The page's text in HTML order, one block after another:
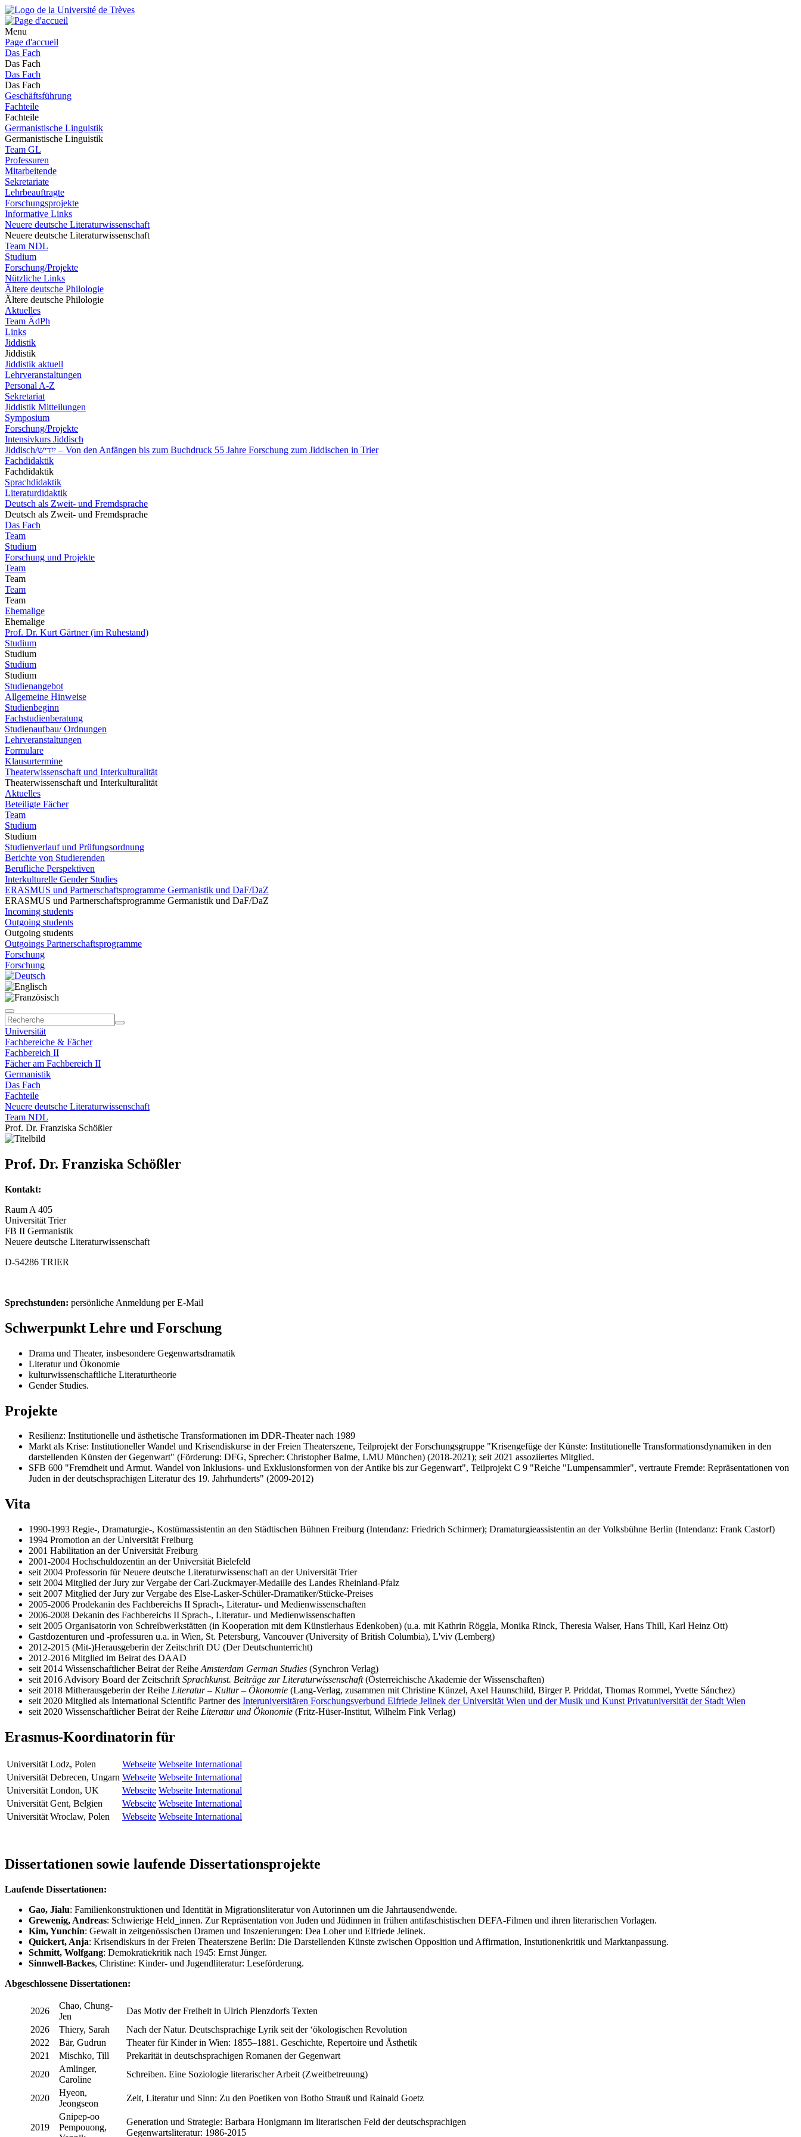
Menu
Page d'accueil
Das Fach
Das Fach
Das Fach
Das Fach
Geschäftsführung
Fachteile
Fachteile
Germanistische Linguistik
Germanistische Linguistik
Team GL
Professuren
Mitarbeitende
Sekretariate
Lehrbeauftragte
Forschungsprojekte
Informative Links
Neuere deutsche Literaturwissenschaft
Neuere deutsche Literaturwissenschaft
Team NDL
Studium
Forschung/Projekte
Nützliche Links
Ältere deutsche Philologie
Ältere deutsche Philologie
Aktuelles
Team ÄdPh
Links
Jiddistik
Jiddistik
Jiddistik aktuell
Lehrveranstaltungen
Personal A-Z
Sekretariat
Jiddistik Mitteilungen
Symposium
Forschung/Projekte
Intensivkurs Jiddisch
Jiddisch/ייִדיש – Von den Anfängen bis zum Buchdruck 55 Jahre Forschung zum Jiddischen in Trier
Fachdidaktik
Fachdidaktik
Sprachdidaktik
Literaturdidaktik
Deutsch als Zweit- und Fremdsprache
Deutsch als Zweit- und Fremdsprache
Das Fach
Team
Studium
Forschung und Projekte
Team
Team
Team
Team
Ehemalige
Ehemalige
Prof. Dr. Kurt Gärtner (im Ruhestand)
Studium
Studium
Studium
Studium
Studienangebot
Allgemeine Hinweise
Studienbeginn
Fachstudienberatung
Studienaufbau/ Ordnungen
Lehrveranstaltungen
Formulare
Klausurtermine
Theaterwissenschaft und Interkulturalität
Theaterwissenschaft und Interkulturalität
Aktuelles
Beteiligte Fächer
Team
Studium
Studium
Studienverlauf und Prüfungsordnung
Berichte von Studierenden
Berufliche Perspektiven
Interkulturelle Gender Studies
ERASMUS und Partnerschaftsprogramme Germanistik und DaF/DaZ
ERASMUS und Partnerschaftsprogramme Germanistik und DaF/DaZ
Incoming students
Outgoing students
Outgoing students
Outgoings Partnerschaftsprogramme
Forschung
Forschung
Universität
Fachbereiche & Fächer
Fachbereich II
Fächer am Fachbereich II
Germanistik
Das Fach
Fachteile
Neuere deutsche Literaturwissenschaft
Team NDL
Prof. Dr. Franziska Schößler
Prof. Dr. Franziska Schößler
Kontakt:
Raum A 405
Universität Trier
FB II Germanistik
Neuere deutsche Literaturwissenschaft
D-54286 TRIER
Sprechstunden: persönliche Anmeldung per E-Mail
Schwerpunkt Lehre und Forschung
Drama und Theater, insbesondere Gegenwartsdramatik
Literatur und Ökonomie
kulturwissenschaftliche Literaturtheorie
Gender Studies.
Projekte
Resilienz: Institutionelle und ästhetische Transformationen im DDR-Theater nach 1989
Markt als Krise: Institutioneller Wandel und Krisendiskurse in der Freien Theaterszene, Teilprojekt der Forschungsgruppe "Krisengefüge der Künste: Institutionelle Transformationsdynamiken in den
darstellenden Künsten der Gegenwart" (Förderung: DFG, Sprecher: Christopher Balme, LMU München) (2018-2021); seit 2021 assoziiertes Mitglied.
SFB 600 "Fremdheit und Armut. Wandel von Inklusions- und Exklusionsformen von der Antike bis zur Gegenwart", Teilprojekt C 9 "Reiche "Lumpensammler", vertraute Fremde: Repräsentationen von
Juden in der deutschsprachigen Literatur des 19. Jahrhunderts" (2009-2012)
Vita
1990-1993 Regie-, Dramaturgie-, Kostümassistentin an den Städtischen Bühnen Freiburg (Intendanz: Friedrich Schirmer); Dramaturgieassistentin an der Volksbühne Berlin (Intendanz: Frank Castorf)
1994 Promotion an der Universität Freiburg
2001 Habilitation an der Universität Freiburg
2001-2004 Hochschuldozentin an der Universität Bielefeld
seit 2004 Professorin für Neuere deutsche Literaturwissenschaft an der Universität Trier
seit 2004 Mitglied der Jury zur Vergabe der Carl-Zuckmayer-Medaille des Landes Rheinland-Pfalz
seit 2007 Mitglied der Jury zur Vergabe des Else-Lasker-Schüler-Dramatiker/Stücke-Preises
2005-2006 Prodekanin des Fachbereichs II Sprach-, Literatur- und Medienwissenschaften
2006-2008 Dekanin des Fachbereichs II Sprach-, Literatur- und Medienwissenschaften
seit 2005 Organisatorin von Schreibwerkstätten (in Kooperation mit dem Künstlerhaus Edenkoben) (u.a. mit Kathrin Röggla, Monika Rinck, Theresia Walser, Hans Thill, Karl Heinz Ott)
Gastdozenturen und -professuren u.a. in Wien, St. Petersburg, Vancouver (University of British Columbia), L'viv (Lemberg)
2012-2015 (Mit-)Herausgeberin der Zeitschrift DU (Der Deutschunterricht)
2012-2016 Mitglied im Beirat des DAAD
seit 2014 Wissenschaftlicher Beirat der Reihe Amsterdam German Studies (Synchron Verlag)
seit 2016 Advisory Board der Zeitschrift Sprachkunst. Beiträge zur Literaturwissenschaft(Österreichische Akademie der Wissenschaften)
seit 2018 Mitherausgeberin der Reihe Literatur – Kultur – Ökonomie (Lang-Verlag, zusammen mit Christine Künzel, Axel Haunschild, Birger P. Priddat, Thomas Rommel, Yvette Sánchez)
seit 2020 Mitglied als International Scientific Partner des Interuniversitären Forschungsverbund Elfriede Jelinek der Universität Wien und der Musik und Kunst Privatuniversität der Stadt Wien
seit 2020 Wissenschaftlicher Beirat der Reihe Literatur und Ökonomie (Fritz-Hüser-Institut, Wilhelm Fink Verlag)
Erasmus-Koordinatorin für
Universität Lodz, Polen Webseite Webseite International
Universität Debrecen, Ungarn Webseite Webseite International
Universität London, UK
Webseite Webseite International
Universität Gent, Belgien
Webseite Webseite International
Universität Wroclaw, Polen
Webseite Webseite International
Dissertationen sowie laufende Dissertationsprojekte
Laufende Dissertationen:
Gao, Jialu: Familienkonstruktionen und Identität in Migrationsliteratur von Autorinnen um die Jahrtausendwende.
Grewenig, Andreas: Schwierige Held_innen. Zur Repräsentation von Juden und Jüdinnen in frühen antifaschistischen DEFA-Filmen und ihren literarischen Vorlagen.
Kim, Yunchin: Gewalt in zeitgenössischen Dramen und Inszenierungen: Dea Loher und Elfriede Jelinek.
Quickert, Anja: Krisendiskurs in der Freien Theaterszene Berlin: Die Darstellenden Künste zwischen Opposition und Affirmation, Instutionenkritik und Marktanpassung.
Schmitt, Wolfgang: Demokratiekritik nach 1945: Ernst Jünger.
Sinnwell-Backes, Christine: Kinder- und Jugendliteratur: Leseförderung.
Abgeschlossene Dissertationen:
2026
Chao, Chung-
Jen
Das Motiv der Freiheit in Ulrich Plenzdorfs Texten
2026
Thiery, Sarah
Nach der Natur. Deutschsprachige Lyrik seit der ‘ökologischen Revolution
2022
Bär, Gudrun
Theater für Kinder in Wien: 1855–1881. Geschichte, Repertoire und Ästhetik
2021
Mischko, Till
Prekarität in deutschsprachigen Romanen der Gegenwart
2020
Amlinger,
Caroline
Schreiben. Eine Soziologie literarischer Arbeit (Zweitbetreuung)
2020
Hyeon,
Jeongseon
Zeit, Literatur und Sinn: Zu den Poetiken von Botho Strauß und Rainald Goetz
2019
Gnipep-oo
Pempouong,
Generation und Strategie: Barbara Honigmann im literarischen Feld der deutschsprachigen
Gegenwartsliteratur: 1986-2015